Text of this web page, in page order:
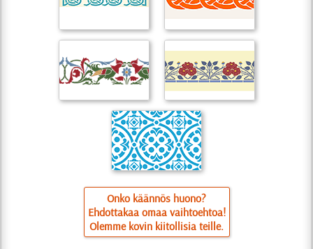
Onko käännös huono?
Ehdottakaa omaa vaihtoehtoa!
Olemme kovin kiitollisia teille.